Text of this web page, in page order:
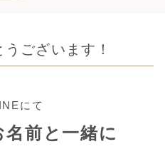
ございます！
にて
前と一緒に